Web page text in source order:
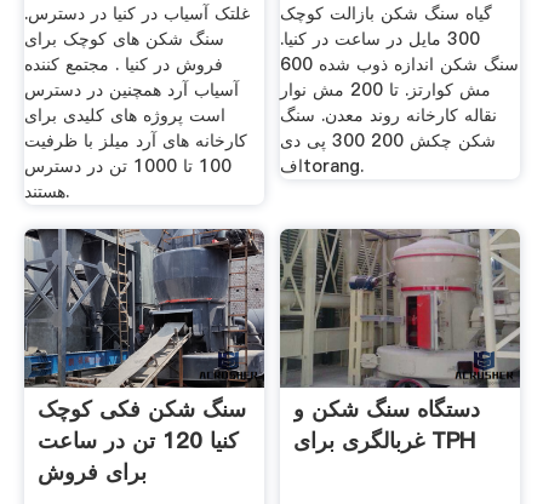
غلتک آسیاب در کنیا در دسترس.
سنگ شکن های کوچک برای
فروش در کنیا . مجتمع کننده
آسیاب آرد همچنین در دسترس
است پروژه های کلیدی برای
کارخانه های آرد میلز با ظرفیت
100 تا 1000 تن در دسترس
هستند.
گیاه سنگ شکن بازالت کوچک
300 مایل در ساعت در کنیا.
سنگ شکن اندازه ذوب شده 600
مش کوارتز. تا 200 مش نوار
نقاله کارخانه روند معدن. سنگ
شکن چکش 200 300 پی دی
افtorang.
سنگ شکن فکی کوچک
کنیا 120 تن در ساعت
برای فروش
دستگاه سنگ شکن و
غربالگری برای TPH